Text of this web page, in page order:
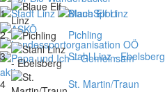
1
Blaue Elf Linz
2
Pichling
3
Stahl Linz - Ebelsberg
4
St. Martin/Traun